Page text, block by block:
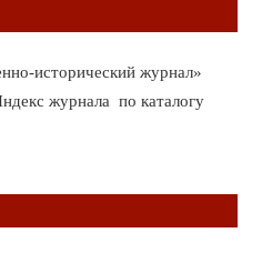
исторический журнал»
журнала по каталогу